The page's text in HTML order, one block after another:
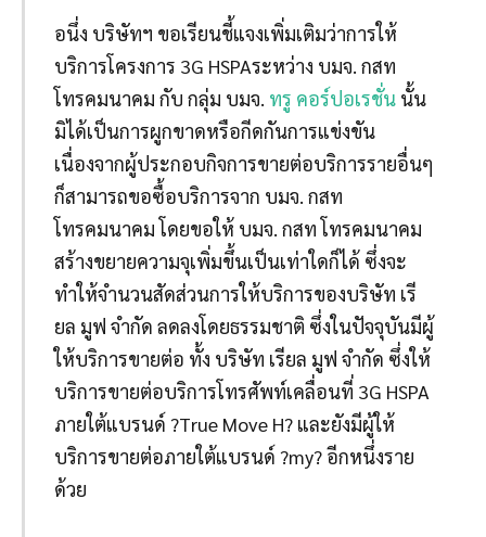
อนึ่ง บริษัทฯ ขอเรียนชี้แจงเพิ่มเติมว่าการให้
บริการโครงการ 3G HSPAระหว่าง บมจ. กสท
โทรคมนาคม กับ กลุ่ม บมจ. ทรู คอร์ปอเรชั่นนั้น
มิได้เป็นการผูกขาดหรือกีดกันการแข่งขัน
เนื่องจากผู้ประกอบกิจการขายต่อบริการรายอื่นๆ
ก็สามารถขอซื้อบริการจาก บมจ. กสท
โทรคมนาคม โดยขอให้ บมจ. กสท โทรคมนาคม
สร้างขยายความจุเพิ่มขึ้นเป็นเท่าใดก็ได้ ซึ่งจะ
ทำให้จำนวนสัดส่วนการให้บริการของบริษัท เรี
ยล มูฟ จำกัด ลดลงโดยธรรมชาติ ซึ่งในปัจจุบันมีผู้
ให้บริการขายต่อ ทั้ง บริษัท เรียล มูฟ จำกัด ซึ่งให้
บริการขายต่อบริการโทรศัพท์เคลื่อนที่ 3G HSPA
ภายใต้แบรนด์ ?True Move H? และยังมีผู้ให้
บริการขายต่อภายใต้แบรนด์ ?my? อีกหนึ่งราย
ด้วย